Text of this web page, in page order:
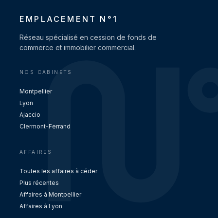
EMPLACEMENT N°1
Réseau spécialisé en cession de fonds de
commerce et immobilier commercial.
NOS CABINETS
Montpellier
Lyon
Ajaccio
Clermont-Ferrand
AFFAIRES
Toutes les affaires à céder
Plus récentes
Affaires à Montpellier
Affaires à Lyon